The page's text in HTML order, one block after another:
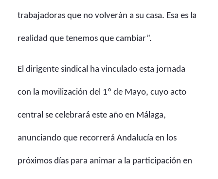
trabajadoras que no volverán a su casa. Esa es la
realidad que tenemos que cambiar”.
El dirigente sindical ha vinculado esta jornada
con la movilización del 1º de Mayo, cuyo acto
central se celebrará este año en Málaga,
anunciando que recorrerá Andalucía en los
próximos días para animar a la participación en